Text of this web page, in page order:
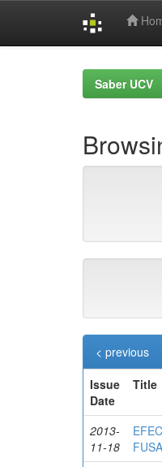
Saber UCV
< previous
Issue
Date
Title
2013-
11-18